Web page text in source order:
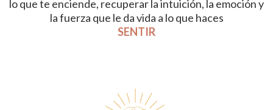
lo que te enciende, recuperar la intuición, la emoción y
la fuerza que le da vida a lo que haces
SENTIR